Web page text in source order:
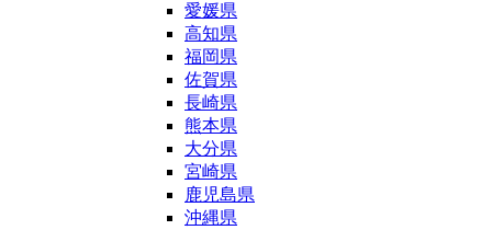
愛媛県
高知県
福岡県
佐賀県
長崎県
熊本県
大分県
宮崎県
鹿児島県
沖縄県